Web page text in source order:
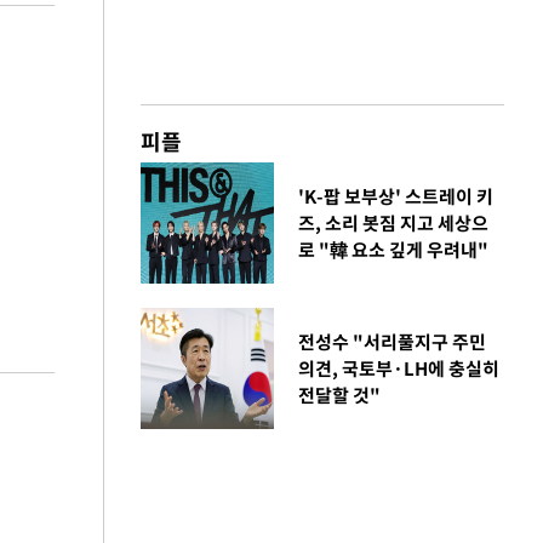
피플
'K-팝 보부상' 스트레이 키
즈, 소리 봇짐 지고 세상으
로 "韓 요소 깊게 우려내"
전성수 "서리풀지구 주민
의견, 국토부·LH에 충실히
전달할 것"